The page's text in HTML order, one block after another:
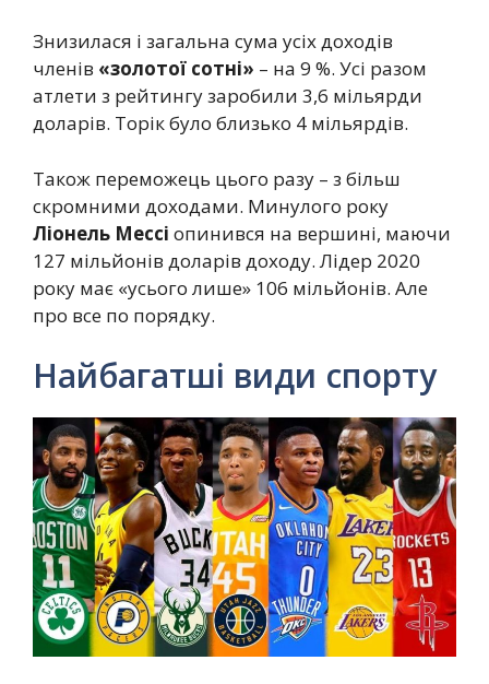
Знизилася і загальна сума усіх доходів
членів «золотої сотні» – на 9 %. Усі разом
атлети з рейтингу заробили 3,6 мільярди
доларів. Торік було близько 4 мільярдів.
Також переможець цього разу – з більш
скромними доходами. Минулого року
Ліонель Мессі опинився на вершині, маючи
127 мільйонів доларів доходу. Лідер 2020
року має «усього лише» 106 мільйонів. Але
про все по порядку.
Найбагатші види спорту